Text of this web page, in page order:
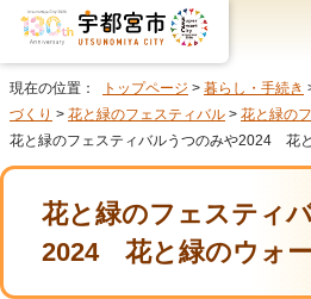
現在の位置： トップページ > 暮らし・手続き
づくり > 花と緑のフェスティバル > 花と緑の
花と緑のフェスティバルうつのみや2024 花
花と緑のフェスティ
2024 花と緑のウォ